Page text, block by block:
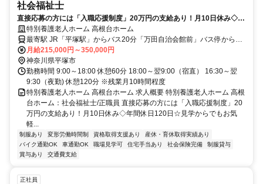
社会福祉士
直接応募の方には「入職応援制度」20万円の支給あり！月10日休み◇年
間休日120日☆見学からでもお気軽にご応募ください◎【平塚市・特別
養護老人ホーム、平塚駅、社会福祉士、正社員】
特別養護老人ホーム 高根台ホーム
最寄駅 JR「平塚駅」からバス20分「万田自治会館前」バス停から徒
歩5分、または車15分
月給215,000円～350,000円
神奈川県平塚市
勤務時間 9:00～18:00 休憩60分 18:00～翌9:00（宿直） 16:30～翌
9:30（夜勤) 休憩120分 ※残業月10時間程度
特別養護老人ホーム 高根台ホーム 求人概要 特別養護老人ホーム 高根
台ホーム：社会福祉士/正職員 直接応募の方には「入職応援制度」20
万円の支給あり！月10日休み◇年間休日120日☆見学からでもお気
軽...
制服あり 変形労働時間制 資格取得支援あり
産休・育休取得実績あり
バイク通勤OK
車通勤OK 職場見学可 住宅手当あり 社会保険完備
制服貸与
賞与あり
交通費支給
正社員